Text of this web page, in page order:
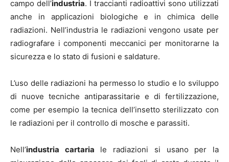
campo dell’industria. I traccianti radioattivi sono utilizzati
anche in applicazioni biologiche e in chimica delle
radiazioni. Nell’industria le radiazioni vengono usate per
radiografare i componenti meccanici per monitorarne la
sicurezza e lo stato di fusioni e saldature.
L’uso delle radiazioni ha permesso lo studio e lo sviluppo
di nuove tecniche antiparassitarie e di fertilizzazione,
come per esempio la tecnica dell’insetto sterilizzato con
le radiazioni per il controllo di mosche e parassiti.
Nell’industria cartaria le radiazioni si usano per la